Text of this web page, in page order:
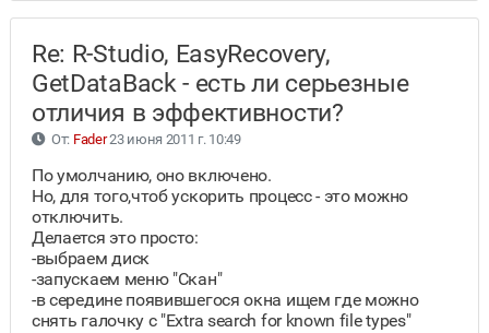
Re: R-Studio, EasyRecovery,
GetDataBack - есть ли серьезные
отличия в эффективности?
От: Fader23 июня 2011 г. 10:49
По умолчанию, оно включено.
Но, для того,чтоб ускорить процесс - это можно
отключить.
Делается это просто:
-выбраем диск
-запускаем меню "Скан"
-в середине появившегося окна ищем где можно
снять галочку с "Extra search for known file types"